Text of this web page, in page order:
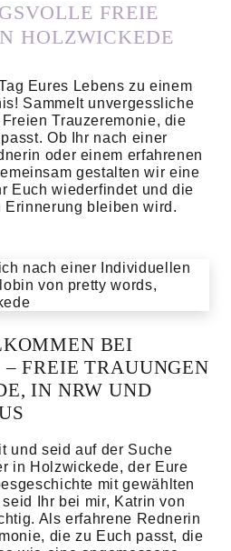
FREIE
HOLZWICKEDE
Eures Lebens zu einem
Sammelt unvergessliche
Trauzeremonie, die
Ob Ihr nach einer
oder einem erfahrenen
gestalten wir eine
Euch wiederfindet und die
Erinnerung bleiben wird.
BEI
– FREIE TRAUUNGEN
IN NRW UND
und seid auf der Suche
in Holzwickede, der Eure
mit gewählten
Ihr bei mir, Katrin von
Als erfahrene Rednerin
die zu Euch passt, die